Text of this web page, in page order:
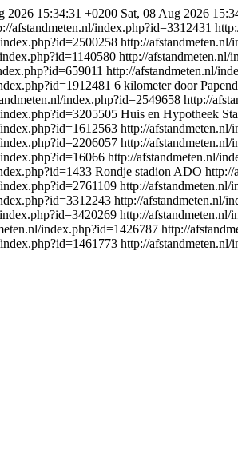
2026 15:34:31 +0200 Sat, 08 Aug 2026
afstandmeten.nl/index.php?id=3312431
http://
http://afstandmeten.nl/
http://afstandmeten.nl/
6 kilometer door
index.php?id=2549658 http://
Huis en Hypotheek
http://
http://
http://afstandmeten.nl/
Rondje stadion ADO http://
http://afstandmeten.nl/
http://afstandmeten.nl/
http://afstandmeten.nl/
index.php?id=1426787 http://
http://